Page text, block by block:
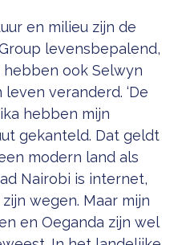
en milieu zijn de
levensbepalend,
ook Selwyn
veranderd. ‘De
hebben mijn
gekanteld. Dat geldt
modern land als
Nairobi is internet,
wegen. Maar mijn
en Oeganda zijn wel